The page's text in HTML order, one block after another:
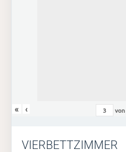
« ‹ von
VIERBETTZIMMER